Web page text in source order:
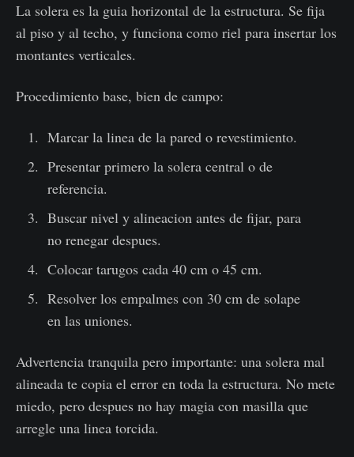
La solera es la guia horizontal de la estructura. Se fija
al piso y al techo, y funciona como riel para insertar los
montantes verticales.
Procedimiento base, bien de campo:
Marcar la linea de la pared o revestimiento.
Presentar primero la solera central o de
referencia.
Buscar nivel y alineacion antes de fijar, para
no renegar despues.
Colocar tarugos cada 40 cm o 45 cm.
Resolver los empalmes con 30 cm de solape
en las uniones.
Advertencia tranquila pero importante: una solera mal
alineada te copia el error en toda la estructura. No mete
miedo, pero despues no hay magia con masilla que
arregle una linea torcida.